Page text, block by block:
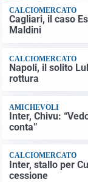
CALCIOMERCATO
Cagliari, il caso
Maldini
CALCIOMERCATO
Napoli, il solito
rottura
AMICHEVOLI
Inter, Chivu:
conta”
CALCIOMERCATO
Inter, stallo per
cessione